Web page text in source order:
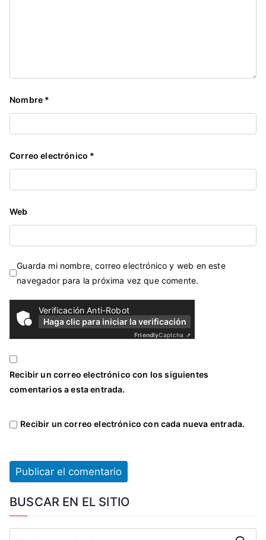
Nombre *
Correo electrónico *
Web
Guarda mi nombre, correo electrónico y web en este
navegador para la próxima vez que comente.
Verificación Anti-Robot
Haga clic para iniciar la verificación
FriendlyCaptcha ⇗
Recibir un correo electrónico con los siguientes
comentarios a esta entrada.
Recibir un correo electrónico con cada nueva entrada.
BUSCAR EN EL SITIO